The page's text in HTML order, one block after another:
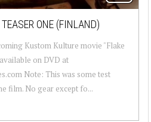
ONE (FINLAND)
Kustom Kulture movie "Flake
on DVD at
Note: This was some test
film. No gear except fo...